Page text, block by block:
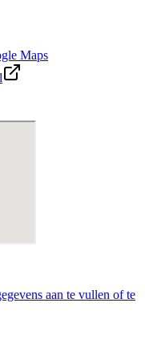
Maps
aan te vullen of te